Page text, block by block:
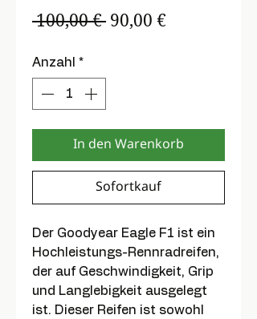
100,00 € Standardpreis
90,00 €
Anzahl *
In den Warenkorb
Sofortkauf
Der Goodyear Eagle F1 ist ein
Hochleistungs-Rennradreifen,
der auf Geschwindigkeit, Grip
und Langlebigkeit ausgelegt
ist. Dieser Reifen ist sowohl